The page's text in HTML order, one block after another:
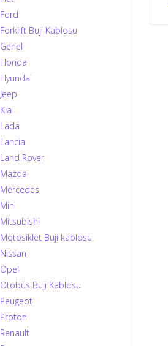
Ford
Forklift Buji Kablosu
Genel
Honda
Hyundai
Jeep
Kia
Lada
Lancia
Land Rover
Mazda
Mercedes
Mini
Mitsubishi
Motosiklet Buji kablosu
Nissan
Opel
Otobüs Buji Kablosu
Peugeot
Proton
Renault